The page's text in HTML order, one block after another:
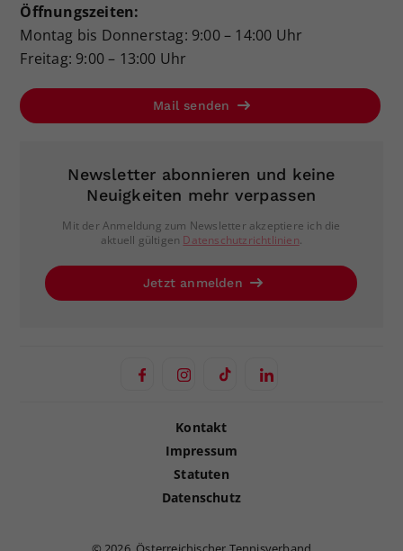
Öffnungszeiten:
Montag bis Donnerstag: 9:00 – 14:00 Uhr
Freitag: 9:00 – 13:00 Uhr
Mail senden
Newsletter abonnieren und keine
Neuigkeiten mehr verpassen
Mit der Anmeldung zum Newsletter akzeptiere ich die
aktuell gültigen Datenschutzrichtlinien.
Jetzt anmelden
Kontakt
Impressum
Statuten
Datenschutz